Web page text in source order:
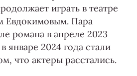
играть в театре
Евдокимовым. Пара
романа в апреле 2023
январе 2024 года стали
что актеры расстались.